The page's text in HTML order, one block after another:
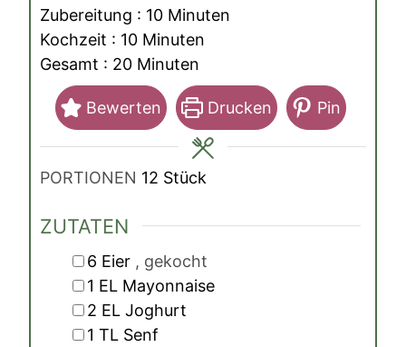
Zubereitung : 10Minuten
Minuten
Kochzeit : 10Minuten
Minuten
Gesamt : 20Minuten
Minuten
Bewerten Drucken Pin
PORTIONEN 12 Stück
ZUTATEN
▢
6 Eier , gekocht
▢
1 EL Mayonnaise
▢
2 EL Joghurt
▢
1 TL Senf